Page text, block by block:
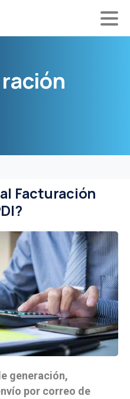
Facturación
generación,
por correo de